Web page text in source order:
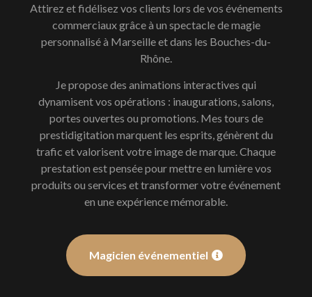
Attirez et fidélisez vos clients lors de vos événements
commerciaux grâce à un spectacle de magie
personnalisé à Marseille et dans les Bouches-du-
Rhône.
Je propose des animations interactives qui
dynamisent vos opérations : inaugurations, salons,
portes ouvertes ou promotions. Mes tours de
prestidigitation marquent les esprits, génèrent du
trafic et valorisent votre image de marque. Chaque
prestation est pensée pour mettre en lumière vos
produits ou services et transformer votre événement
en une expérience mémorable.
Magicien événementiel